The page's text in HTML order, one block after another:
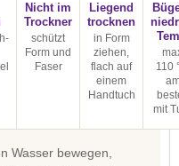
Nicht im
Trockner
schützt
Form und
Faser
Liegend
trocknen
in Form
ziehen,
flach auf
einem
Handtuch
110
mit
Wasser bewegen,